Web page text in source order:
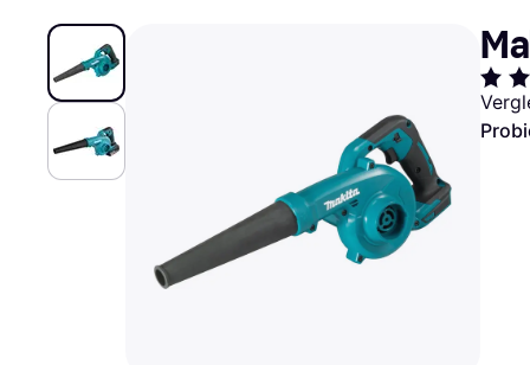
Bezahle in bis zu 30
Tagen
Ratenzahlung
eBay
Temu
SHEIN
Alle Shops